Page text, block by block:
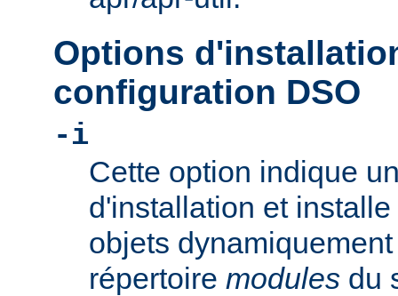
Options
configuration DSO
-i
Cette option indique
d'installation et
objets
répertoire modules du